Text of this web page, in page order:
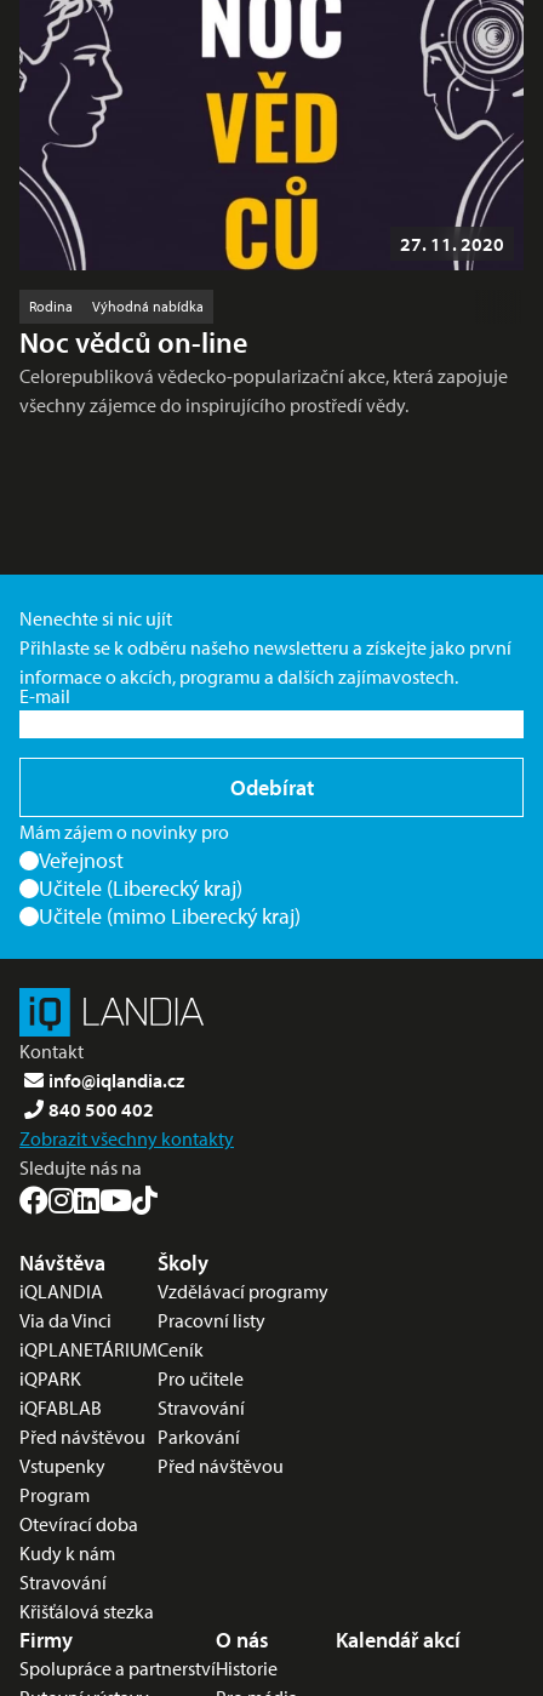
27. 11. 2020
Rodina Výhodná nabídka
Noc vědců on-line
Celorepubliková vědecko-popularizační akce, která zapojuje
všechny zájemce do inspirujícího prostředí vědy.
Nenechte si nic ujít
Přihlaste se k odběru našeho newsletteru a získejte jako první
informace o akcích, programu a dalších zajímavostech.
E-mail
Odebírat
Mám zájem o novinky pro
Veřejnost
Učitele (Liberecký kraj)
Učitele (mimo Liberecký kraj)
Kontakt
info@iqlandia.cz
840 500 402
Zobrazit všechny kontakty
Sledujte nás na
Nabídka v zápatí
Návštěva
iQLANDIA
Via da Vinci
iQPLANETÁRIUM
iQPARK
iQFABLAB
Před návštěvou
Vstupenky
Program
Otevírací doba
Kudy k nám
Stravování
Křišťálová stezka
Školy
Vzdělávací programy
Pracovní listy
Ceník
Pro učitele
Stravování
Parkování
Před návštěvou
Firmy
Spolupráce a partnerství
O nás
Historie
Kalendář akcí